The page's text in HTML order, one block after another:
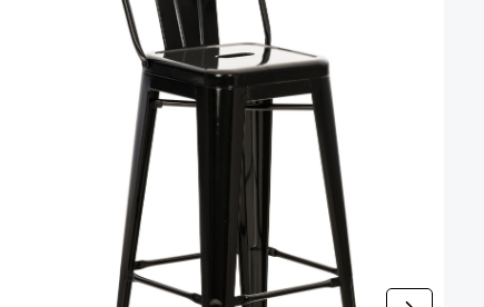
en este momento.)